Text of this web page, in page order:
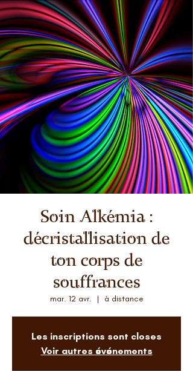
Soin Alkémia :
décristallisation de
ton corps de
souffrances
mar. 12 avr.
  |
à distance
Les inscriptions sont closes
Voir autres événements